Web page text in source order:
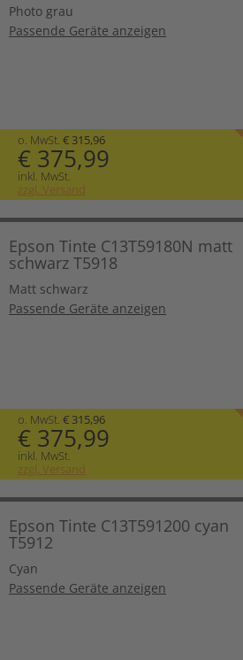
Photo grau
Passende Geräte anzeigen
o. MwSt. € 315,96
€ 375,99
inkl. MwSt.
zzgl. Versand
Epson Tinte C13T59180N matt
schwarz T5918
Matt schwarz
Passende Geräte anzeigen
o. MwSt. € 315,96
€ 375,99
inkl. MwSt.
zzgl. Versand
Epson Tinte C13T591200 cyan
T5912
Cyan
Passende Geräte anzeigen